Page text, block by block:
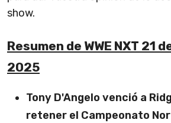
show.
Resumen de WWE NXT 21
2025
Tony D'Angelo venció a
retener el Campeonato